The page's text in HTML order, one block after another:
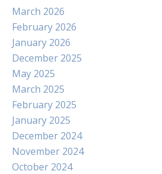
March 2026
February 2026
January 2026
December 2025
May 2025
March 2025
February 2025
January 2025
December 2024
November 2024
October 2024